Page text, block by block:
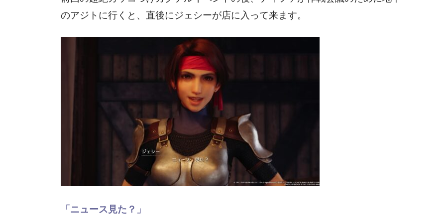
のアジトに行くと、直後にジェシーが店に入って来ます。
「ニュース見た？」